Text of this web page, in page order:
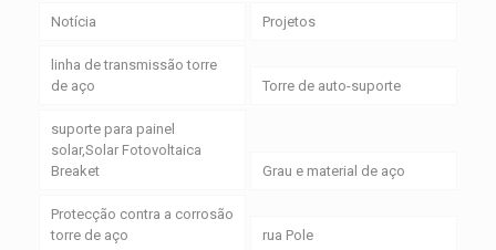
Notícia Projetos
linha de transmissão torre
de aço
Torre de auto-suporte
suporte para painel
solar,Solar Fotovoltaica
Breaket
Grau e material de aço
Protecção contra a corrosão
torre de aço
rua Pole